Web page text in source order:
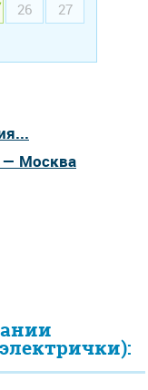
26
27
— Москва